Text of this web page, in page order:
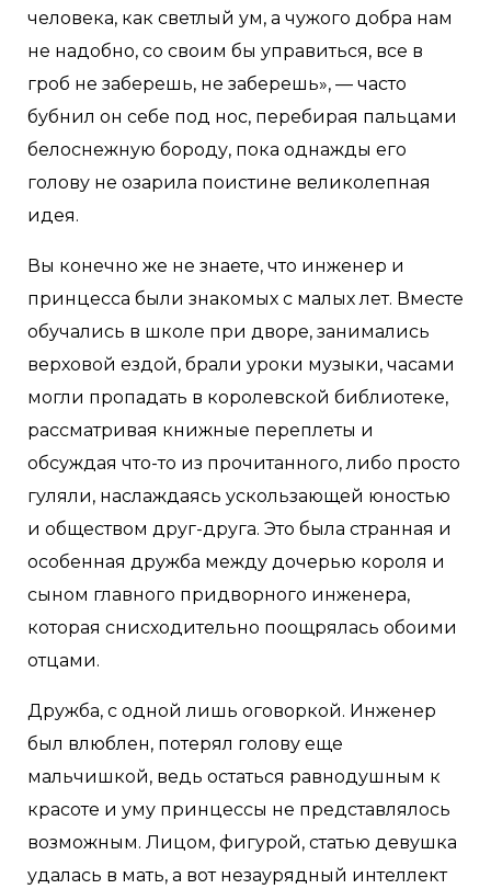
человека, как светлый ум, а чужого добра нам
не надобно, со своим бы управиться, все в
гроб не заберешь, не заберешь», — часто
бубнил он себе под нос, перебирая пальцами
белоснежную бороду, пока однажды его
голову не озарила поистине великолепная
идея.
Вы конечно же не знаете, что инженер и
принцесса были знакомых с малых лет. Вместе
обучались в школе при дворе, занимались
верховой ездой, брали уроки музыки, часами
могли пропадать в королевской библиотеке,
рассматривая книжные переплеты и
обсуждая что-то из прочитанного, либо просто
гуляли, наслаждаясь ускользающей юностью
и обществом друг-друга. Это была странная и
особенная дружба между дочерью короля и
сыном главного придворного инженера,
которая снисходительно поощрялась обоими
отцами.
Дружба, с одной лишь оговоркой. Инженер
был влюблен, потерял голову еще
мальчишкой, ведь остаться равнодушным к
красоте и уму принцессы не представлялось
возможным. Лицом, фигурой, статью девушка
удалась в мать, а вот незаурядный интеллект